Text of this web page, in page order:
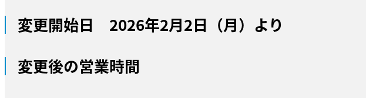
変更開始日 2026年2月2日（月）より
変更後の営業時間